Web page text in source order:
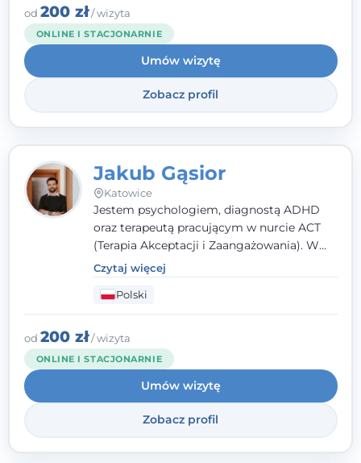
przykładam do relacji opartej na empatii,
poczuciu bezpieczeństwa i wzajemnym
zrozumieniu.
od 200 zł/ wizyta
ONLINE I STACJONARNIE
Umów wizytę
Zobacz profil
Jakub Gąsior
Katowice
Jestem psychologiem, diagnostą ADHD
oraz terapeutą pracującym w nurcie ACT
(Terapia Akceptacji i Zaangażowania). W
kontakcie z pacjentem najważniejsze są dla
mnie serdeczność, zrozumienie i atmosfera
pełna ciepła. Wierzę, że skuteczna terapia
to wspólne działanie - razem tworzymy
zespół, który szuka rozwiązań.
Czytaj więcej
Polski
od 200 zł/ wizyta
ONLINE I STACJONARNIE
Umów wizytę
Zobacz profil